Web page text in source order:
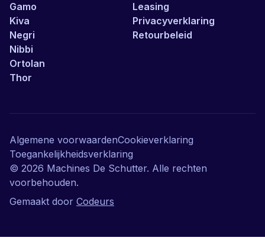
Gamo
Kiva
Negri
Nibbi
Ortolan
Thor
Leasing
Privacyverklaring
Retourbeleid
© 2026 Machines De Schutter. Alle rechten
voorbehouden.
Gemaakt door Codeurs
Algemene voorwaardenCookieverklaring
Toegankelijkheidsverklaring